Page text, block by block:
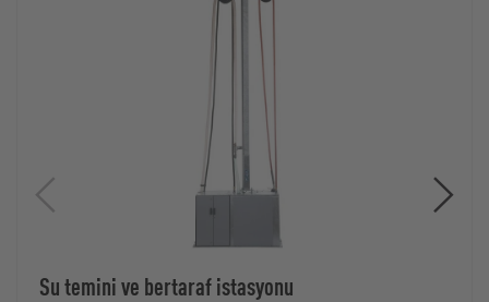
Su temini ve bertaraf istasyonu